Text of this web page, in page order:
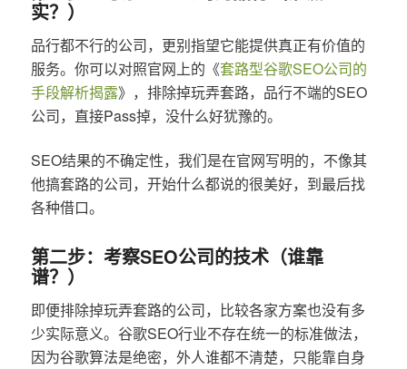
实？）
品行都不行的公司，更别指望它能提供真正有价值的
服务。你可以对照官网上的《套路型谷歌SEO公司的
手段解析揭露》，排除掉玩弄套路，品行不端的SEO
公司，直接Pass掉，没什么好犹豫的。
SEO结果的不确定性，我们是在官网写明的，不像其
他搞套路的公司，开始什么都说的很美好，到最后找
各种借口。
第二步：考察SEO公司的技术（谁靠
谱？）
即便排除掉玩弄套路的公司，比较各家方案也没有多
少实际意义。谷歌SEO行业不存在统一的标准做法，
因为谷歌算法是绝密，外人谁都不清楚，只能靠自身